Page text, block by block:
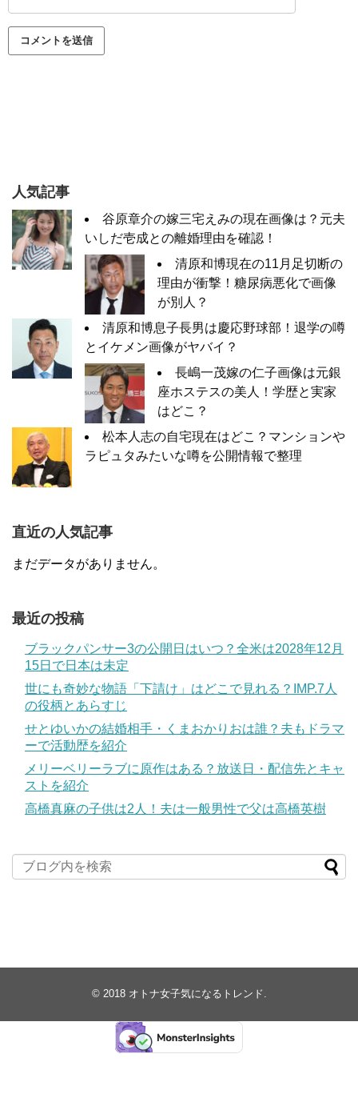
人気記事
谷原章介の嫁三宅えみの現在画像は？元夫
いしだ壱成との離婚理由を確認！
清原和博現在の11月足切断の
理由が衝撃！糖尿病悪化で画像
が別人？
清原和博息子長男は慶応野球部！退学の噂
とイケメン画像がヤバイ？
長嶋一茂嫁の仁子画像は元銀
座ホステスの美人！学歴と実家
はどこ？
松本人志の自宅現在はどこ？マンションや
ラピュタみたいな噂を公開情報で整理
直近の人気記事
まだデータがありません。
最近の投稿
ブラックパンサー3の公開日はいつ？全米は2028年12月
15日で日本は未定
世にも奇妙な物語「下請け」はどこで見れる？IMP.7人
の役柄とあらすじ
せとゆいかの結婚相手・くまおかりおは誰？夫もドラマ
ーで活動歴を紹介
メリーベリーラブに原作はある？放送日・配信先とキャ
ストを紹介
高橋真麻の子供は2人！夫は一般男性で父は高橋英樹
© 2018 オトナ女子気になるトレンド.